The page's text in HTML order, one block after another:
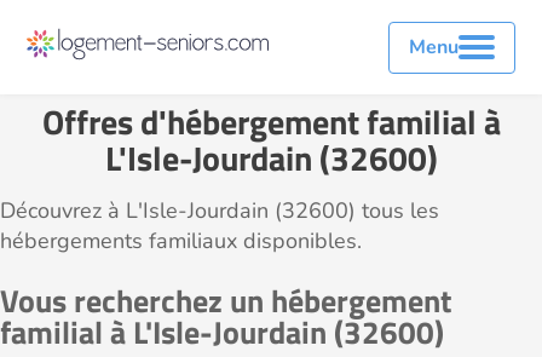
Menu
Offres d'hébergement familial à
L'Isle-Jourdain (32600)
Découvrez à L'Isle-Jourdain (32600) tous les
hébergements familiaux disponibles.
Vous recherchez un hébergement
familial à L'Isle-Jourdain (32600)